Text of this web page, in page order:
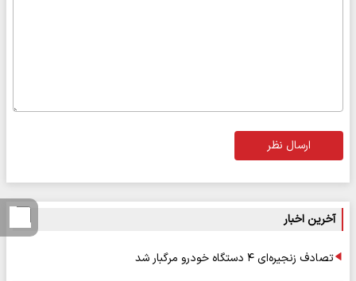
ارسال نظر
آخرین اخبار
تصادف زنجیره‌ای ۴ دستگاه خودرو مرگبار شد